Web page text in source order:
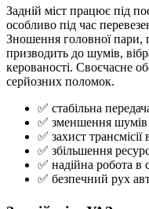
Задній міст працює під
особливо під час
Зношення головної пари,
призводить до шумів,
керованості. Своєчасне
серйозних поломок.
✅ стабільна
✅ зменшення шумів
✅ захист
✅ збільшення
✅ надійна робота в
✅ безпечний рух